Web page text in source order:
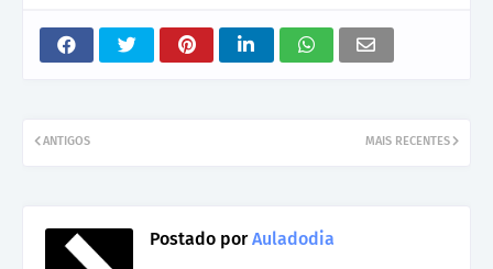
MAIS RECENTES
ANTIGOS
Postado porAuladodia